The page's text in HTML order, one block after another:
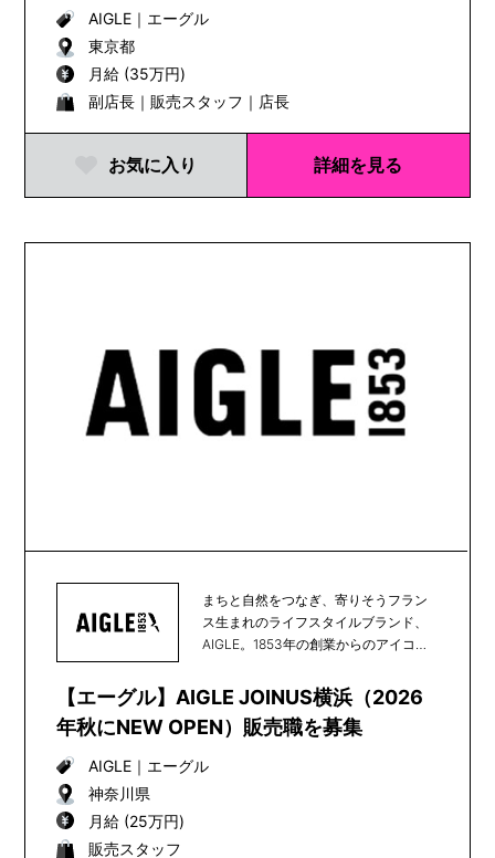
AIGLE｜ エーグル
東京都
月給 (35万円)
副店長｜販売スタッフ｜店長
お気に入り 詳細を見る
まちと自然をつなぎ、寄りそうフラン
ス生まれのライフスタイルブランド、
AIGLE。1853年の創業からのアイコン
【エーグル】AIGLE JOINUS横浜（2026
年秋にNEW OPEN）販売職を募集
AIGLE｜ エーグル
神奈川県
月給 (25万円)
販売スタッフ